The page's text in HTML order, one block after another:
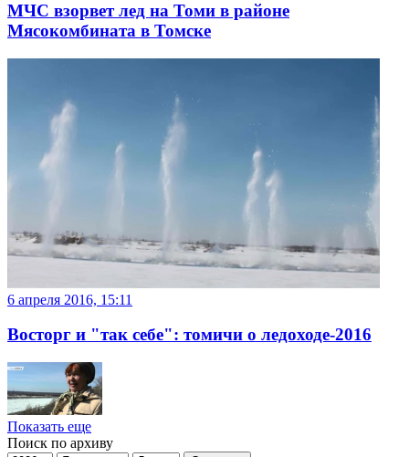
МЧС взорвет лед на Томи в районе
Мясокомбината в Томске
6 апреля 2016, 15:11
Восторг и "так себе": томичи о ледоходе-2016
Показать еще
Поиск по архиву